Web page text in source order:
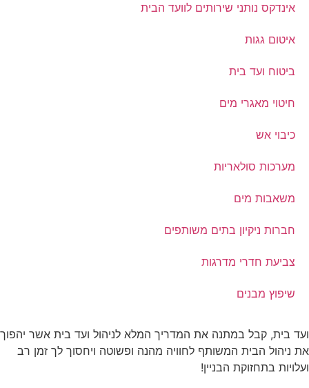
אינדקס נותני שירותים לוועד הבית
איטום גגות
ביטוח ועד בית
חיטוי מאגרי מים
כיבוי אש
מערכות סולאריות
משאבות מים
חברות ניקיון בתים משותפים
צביעת חדרי מדרגות
שיפוץ מבנים
בית, קבל במתנה את המדריך המלא לניהול ועד בית אשר יהפוך
ניהול הבית המשותף לחוויה מהנה ופשוטה ויחסוך לך זמן רב
בתחזוקת הבניין!